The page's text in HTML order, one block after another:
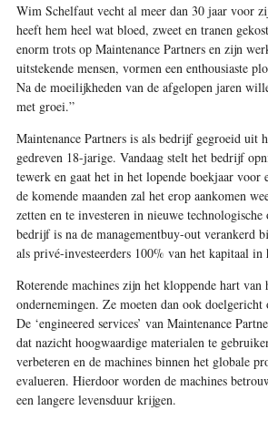
Wim Schelfaut vecht al meer dan 30 jaar voor
heeft hem heel wat bloed, zweet en tranen
enorm trots op Maintenance Partners en zijn
uitstekende mensen, vormen een enthousiaste
Na de moeilijkheden van de afgelopen jaren
met groei.”
Maintenance Partners is als bedrijf gegroeid uit
gedreven 18-jarige. Vandaag stelt het bedrijf
tewerk en gaat het in het lopende boekjaar voor
de komende maanden zal het erop aankomen
zetten en te investeren in nieuwe
bedrijf is na de managementbuy-out verankerd
als privé-investeerders 100% van het kapitaal in
Roterende machines zijn het kloppende hart van
ondernemingen. Ze moeten dan ook doelgericht
De ‘engineered services’ van Maintenance
dat nazicht hoogwaardige materialen te
verbeteren en de machines binnen het globale
evalueren. Hierdoor worden de machines
een langere levensduur krijgen.